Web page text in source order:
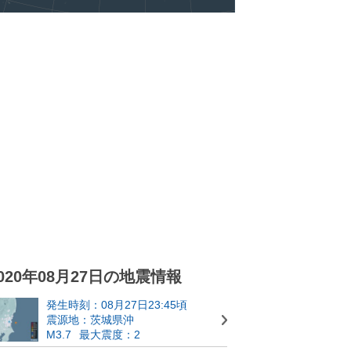
年08月27日の地震情報
発生時刻：08月27日23:45頃
震源地：茨城県沖
M3.7
最大震度：2